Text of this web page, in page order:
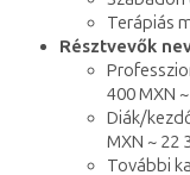
Terápiás
Résztvevők
400 MXN
Diák/
MXN ~ 22
További